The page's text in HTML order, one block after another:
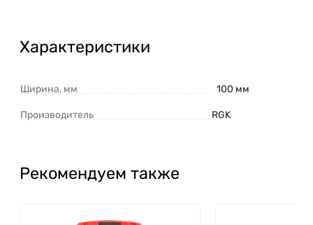
Характеристики
Ширина, мм 100 мм
Производитель RGK
Рекомендуем также